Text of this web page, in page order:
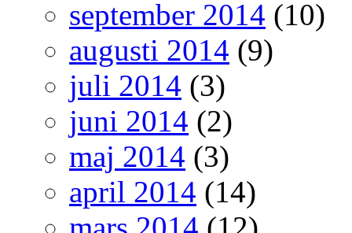
september 2014 (10)
augusti 2014 (9)
juli 2014 (3)
juni 2014 (2)
maj 2014 (3)
april 2014 (14)